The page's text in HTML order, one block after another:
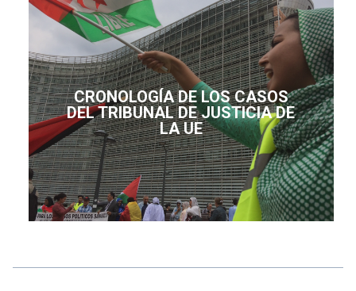
CRONOLOGÍA DE LOS CASOS
DEL TRIBUNAL DE JUSTICIA DE
LA UE